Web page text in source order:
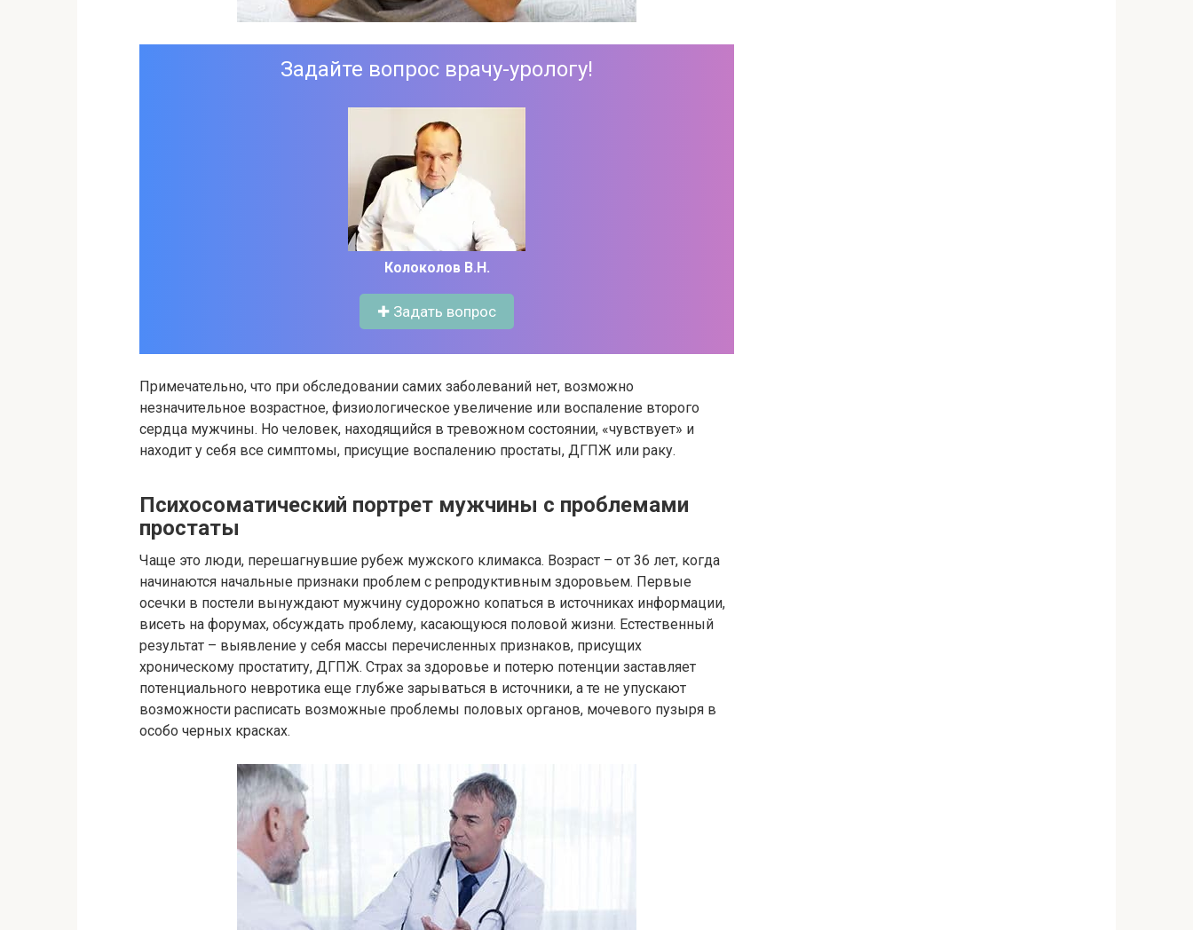
Задайте вопрос врачу-урологу!
Колоколов В.Н.
✚ Задать вопрос
Примечательно, что при обследовании самих заболеваний нет, возможно
незначительное возрастное, физиологическое увеличение или воспаление второго
сердца мужчины. Но человек, находящийся в тревожном состоянии, «чувствует» и
находит у себя все симптомы, присущие воспалению простаты, ДГПЖ или раку.
Психосоматический портрет мужчины с проблемами
простаты
Чаще это люди, перешагнувшие рубеж мужского климакса. Возраст – от 36 лет, когда
начинаются начальные признаки проблем с репродуктивным здоровьем. Первые
осечки в постели вынуждают мужчину судорожно копаться в источниках информации,
висеть на форумах, обсуждать проблему, касающуюся половой жизни. Естественный
результат – выявление у себя массы перечисленных признаков, присущих
хроническому простатиту, ДГПЖ. Страх за здоровье и потерю потенции заставляет
потенциального невротика еще глубже зарываться в источники, а те не упускают
возможности расписать возможные проблемы половых органов, мочевого пузыря в
особо черных красках.